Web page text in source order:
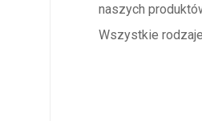
naszych
Wszystkie